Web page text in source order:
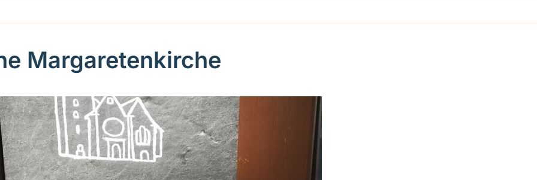
Margaretenkirche